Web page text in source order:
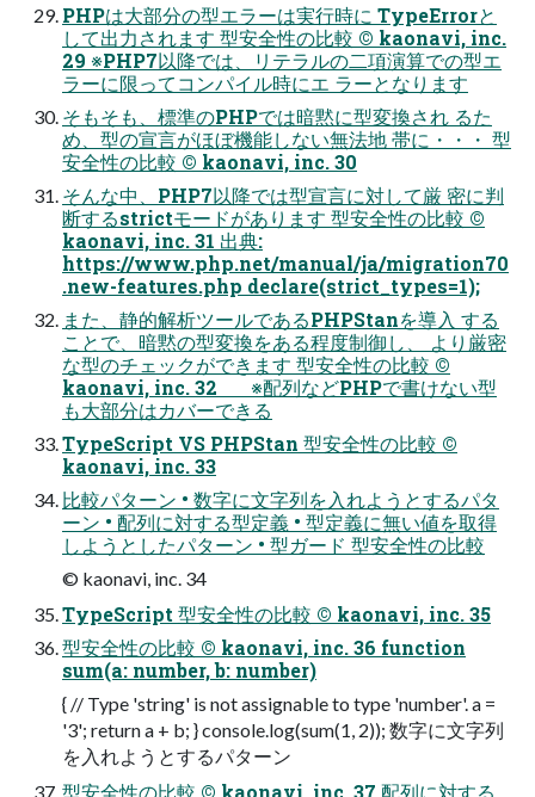
PHPは大部分の型エラーは実行時に TypeErrorと
して出力されます 型安全性の比較 © kaonavi, inc.
29 ※PHP7以降では、リテラルの二項演算での型エ
ラーに限ってコンパイル時にエ ラーとなります
そもそも、標準のPHPでは暗黙に型変換され るた
め、型の宣言がほぼ機能しない無法地 帯に・・・ 型
安全性の比較 © kaonavi, inc. 30
そんな中、PHP7以降では型宣言に対して厳 密に判
断するstrictモードがあります 型安全性の比較 ©
kaonavi, inc. 31 出典:
https://www.php.net/manual/ja/migration70
.new-features.php declare(strict_types=1);
また、静的解析ツールであるPHPStanを導入 する
ことで、暗黙の型変換をある程度制御し、 より厳密
な型のチェックができます 型安全性の比較 ©
kaonavi, inc. 32 ※配列などPHPで書けない型
も大部分はカバーできる
TypeScript VS PHPStan 型安全性の比較 ©
kaonavi, inc. 33
比較パターン • 数字に文字列を入れようとするパタ
ーン • 配列に対する型定義 • 型定義に無い値を取得
しようとしたパターン • 型ガード 型安全性の比較
© kaonavi, inc. 34
TypeScript 型安全性の比較 © kaonavi, inc. 35
型安全性の比較 © kaonavi, inc. 36 function
sum(a: number, b: number)
{ // Type 'string' is not assignable to type 'number'. a =
'3'; return a + b; } console.log(sum(1, 2)); 数字に文字列
を入れようとするパターン
型安全性の比較 © kaonavi, inc. 37 配列に対する